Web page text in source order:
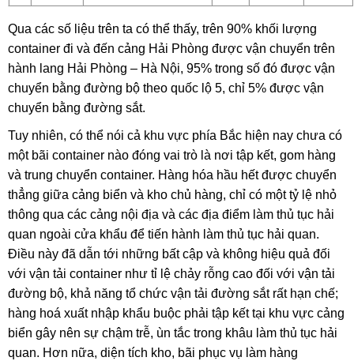
Qua các số liệu trên ta có thể thấy, trên 90% khối lượng
container đi và đến cảng Hải Phòng được vận chuyển trên
hành lang Hải Phòng – Hà Nội, 95% trong số đó được vận
chuyển bằng đường bộ theo quốc lộ 5, chỉ 5% được vận
chuyển bằng đường sắt.
Tuy nhiên, có thể nói cả khu vực phía Bắc hiện nay chưa có
một bãi container nào đóng vai trò là nơi tập kết, gom hàng
và trung chuyển container. Hàng hóa hầu hết được chuyển
thẳng giữa cảng biển và kho chủ hàng, chỉ có một tỷ lệ nhỏ
thông qua các cảng nội địa và các địa điểm làm thủ tục hải
quan ngoài cửa khẩu để tiến hành làm thủ tục hải quan.
Điều này đã dẫn tới những bất cập và không hiệu quả đối
với vận tải container như tỉ lệ chảy rỗng cao đối với vận tải
đường bộ, khả năng tổ chức vận tải đường sắt rất hạn chế;
hàng hoá xuất nhập khẩu buộc phải tập kết tại khu vực cảng
biển gây nên sự chậm trễ, ùn tắc trong khâu làm thủ tục hải
quan. Hơn nữa, diện tích kho, bãi phục vụ làm hàng